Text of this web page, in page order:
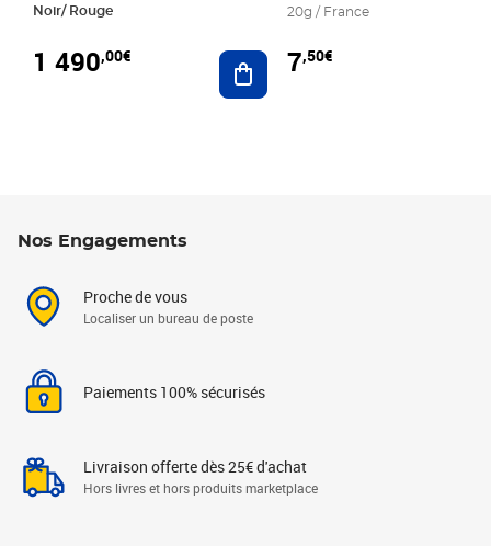
Noir/ Rouge
1 490,00€ Ajouter au panier
20g / France
7,50€
Nos Engagements
Proche de vous
Localiser un bureau de poste
Paiements 100% sécurisés
Livraison offerte dès 25€ d'achat
Hors livres et hors produits marketplace